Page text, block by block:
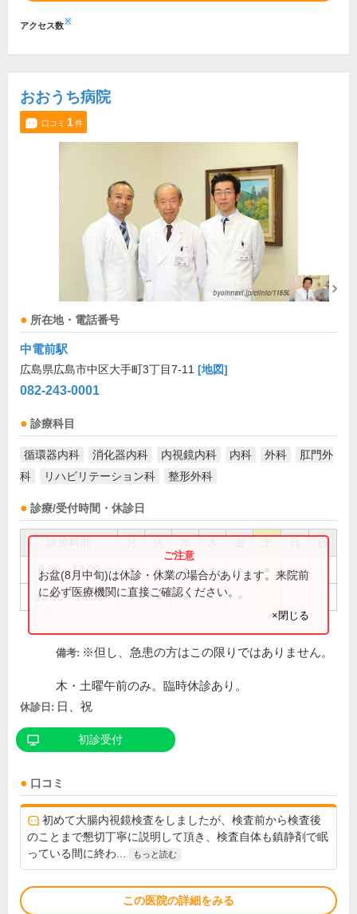
アクセス数※
おおうち病院
口コミ 1件
所在地・電話番号
中電前駅
広島県広島市中区大手町3丁目7-11 [地図]
082-243-0001
診療科目
循環器内科 消化器内科 内視鏡内科 内科 外科
肛門外
科
リハビリテーション科 整形外科
診療/受付時間・休診日
祝
9:00～13:00 ● ● ● ● ●
15:00～18:00 ● ● ●
お盆(8月中旬)は休診・休業の場合があります。来院前
に必ず医療機関に直接ご確認ください。
×閉じる
備考: ※但し、急患の方はこの限りではありません。
木・土曜午前のみ。臨時休診あり。
休診日: 日、祝
初診受付
口コミ
初めて大腸内視鏡検査をしましたが、検査前から検査後
のことまで懇切丁寧に説明して頂き、検査自体も鎮静剤で眠
っている間に終わ...
もっと読む
この医院の詳細をみる